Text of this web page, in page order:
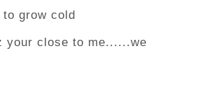
grow cold
your close to me......we